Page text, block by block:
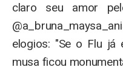
claro seu amor
elogios: "Se o Flu já
musa ficou